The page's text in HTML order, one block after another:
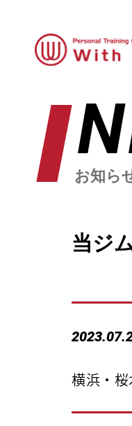
お知ら
当ジ
横浜・